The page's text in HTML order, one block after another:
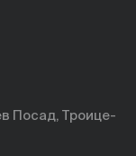
Посад, Троице-